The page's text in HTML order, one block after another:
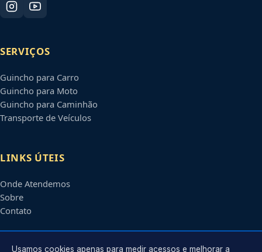
SERVIÇOS
Guincho para Carro
Guincho para Moto
Guincho para Caminhão
Transporte de Veículos
LINKS ÚTEIS
Onde Atendemos
Sobre
Contato
Usamos cookies apenas para medir acessos e melhorar a